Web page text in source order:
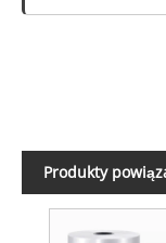
Produkty